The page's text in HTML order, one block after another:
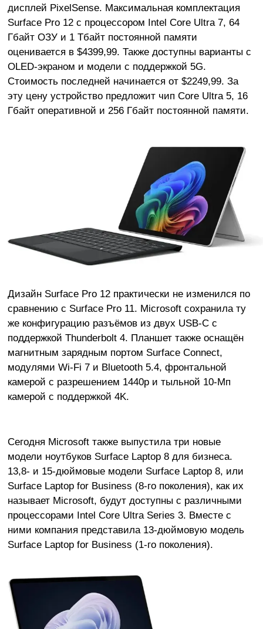
дисплей PixelSense. Максимальная комплектация
Surface Pro 12 с процессором Intel Core Ultra 7, 64
Гбайт ОЗУ и 1 Тбайт постоянной памяти
оценивается в $4399,99. Также доступны варианты с
OLED-экраном и модели с поддержкой 5G.
Стоимость последней начинается от $2249,99. За
эту цену устройство предложит чип Core Ultra 5, 16
Гбайт оперативной и 256 Гбайт постоянной памяти.
Дизайн Surface Pro 12 практически не изменился по
сравнению с Surface Pro 11. Microsoft сохранила ту
же конфигурацию разъёмов из двух USB-C с
поддержкой Thunderbolt 4. Планшет также оснащён
магнитным зарядным портом Surface Connect,
модулями Wi-Fi 7 и Bluetooth 5.4, фронтальной
камерой с разрешением 1440p и тыльной 10-Мп
камерой с поддержкой 4K.
Сегодня Microsoft также выпустила три новые
модели ноутбуков Surface Laptop 8 для бизнеса.
13,8- и 15-дюймовые модели Surface Laptop 8, или
Surface Laptop for Business (8-го поколения), как их
называет Microsoft, будут доступны с различными
процессорами Intel Core Ultra Series 3. Вместе с
ними компания представила 13-дюймовую модель
Surface Laptop for Business (1-го поколения).